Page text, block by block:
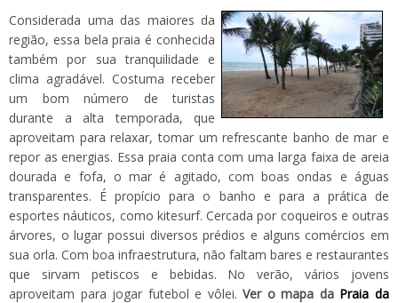
Considerada uma das maiores da
região, essa bela praia é conhecida
também por sua tranquilidade e
clima agradável. Costuma receber
um bom número de turistas
durante a alta temporada, que
aproveitam para relaxar, tomar um refrescante banho de mar e
repor as energias. Essa praia conta com uma larga faixa de areia
dourada e fofa, o mar é agitado, com boas ondas e águas
transparentes. É propício para o banho e para a prática de
esportes náuticos, como kitesurf. Cercada por coqueiros e outras
árvores, o lugar possui diversos prédios e alguns comércios em
sua orla. Com boa infraestrutura, não faltam bares e restaurantes
que sirvam petiscos e bebidas. No verão, vários jovens
aproveitam para jogar futebol e vôlei.Ver o mapa da Praia da